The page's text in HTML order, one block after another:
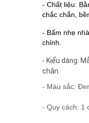
- Chất liệu:
chắc chắn,
- Bấm nhẹ
chỉnh.
- Kiểu dáng:
chắn.
- Màu sắc:
- Quy cách: 1